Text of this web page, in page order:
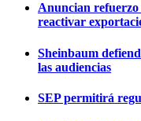
Anuncian refuerzo
reactivar
Sheinbaum
las audiencias
SEP permitirá